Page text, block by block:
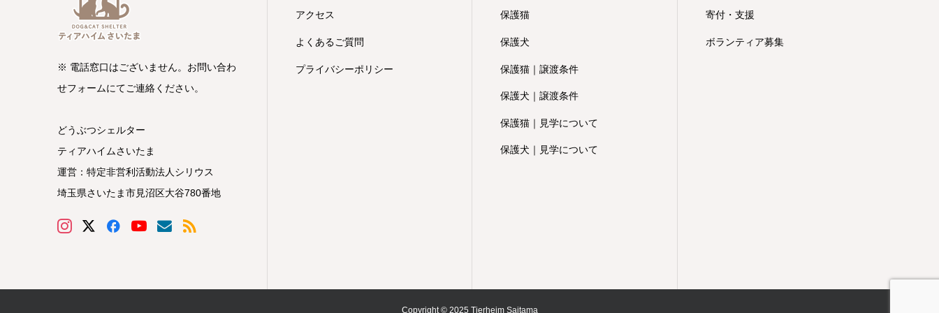
※ 電話窓口はございません。お問い合わ
せフォームにてご連絡ください。
どうぶつシェルター
ティアハイムさいたま
運営：特定非営利活動法人シリウス
埼玉県さいたま市見沼区大谷780番地
アクセス
よくあるご質問
プライバシーポリシー
保護猫
保護犬
保護猫｜譲渡条件
保護犬｜譲渡条件
保護猫｜見学について
保護犬｜見学について
寄付・支援
ボランティア募集
Copyright © 2025 Tierheim Saitama